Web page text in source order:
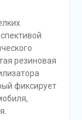
резиновая
фиксирует